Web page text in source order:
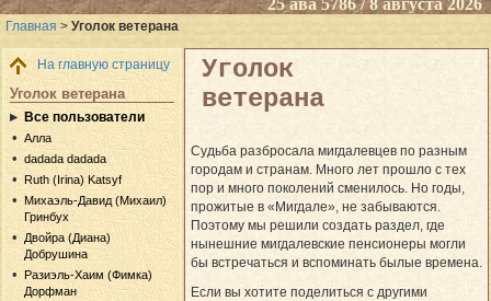
Главная > Уголок ветерана
На главную страницу
Уголок ветерана
Все пользователи
Алла
dadada dadada
Ruth (Irina) Katsyf
Михаэль-Давид (Михаил)
Гринбух
Двойра (Диана)
Добрушина
Разиэль-Хаим (Фимка)
Дорфман
Уголок
ветерана
Судьба разбросала мигдалевцев по разным
городам и странам. Много лет прошло с тех
пор и много поколений сменилось. Но годы,
прожитые в «Мигдале», не забываются.
Поэтому мы решили создать раздел, где
нынешние мигдалевские пенсионеры могли
бы встречаться и вспоминать былые времена.
Если вы хотите поделиться с другими